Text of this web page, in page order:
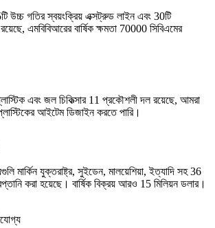
উচ্চ গতির স্বয়ংক্রিয় এক্সট্রুড লাইন এবং 30টি
এমবিবিআরের বার্ষিক ক্ষমতা 70000 সিবিএমের
এবং জল চিকিত্সার 11 প্রকৌশলী দল রয়েছে, আমরা
আইটেম ডিজাইন করতে পারি।
মার্কিন যুক্তরাষ্ট্র, সুইডেন, মালয়েশিয়া, ইত্যাদি সহ 36
করা হয়েছে। বার্ষিক বিক্রয় আরও 15 মিলিয়ন ডলার।